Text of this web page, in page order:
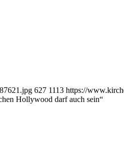
627 1113 https://
Hollywood darf auch sein“